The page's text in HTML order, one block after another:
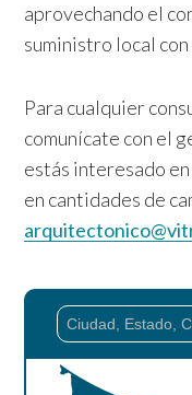
aprovechando el
suministro local
Para cualquier
comunícate con el
estás interesado
en cantidades de